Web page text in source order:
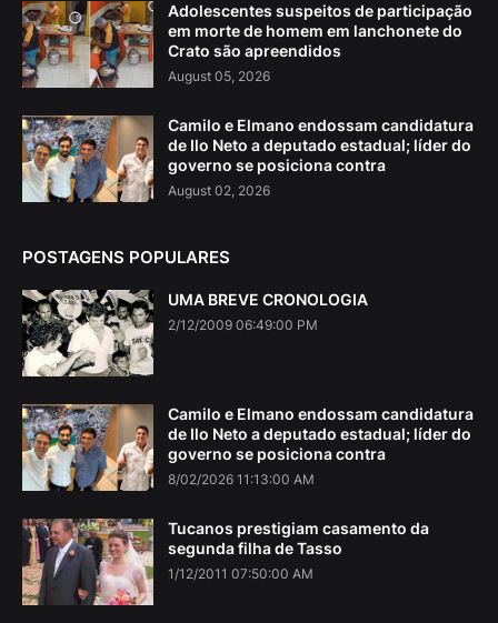
Adolescentes suspeitos de participação
em morte de homem em lanchonete do
Crato são apreendidos
August 05, 2026
Camilo e Elmano endossam candidatura
de Ilo Neto a deputado estadual; líder do
governo se posiciona contra
August 02, 2026
POSTAGENS POPULARES
UMA BREVE CRONOLOGIA
2/12/2009 06:49:00 PM
Camilo e Elmano endossam candidatura
de Ilo Neto a deputado estadual; líder do
governo se posiciona contra
8/02/2026 11:13:00 AM
Tucanos prestigiam casamento da
segunda filha de Tasso
1/12/2011 07:50:00 AM